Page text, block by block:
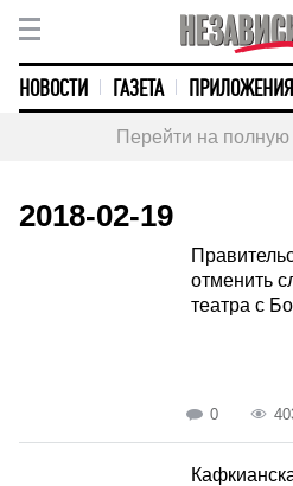
НОВОСТИ ГАЗЕТА ПРИЛОЖЕНИЯ
Перейти на
2018-02-19
отменить
театра с
0